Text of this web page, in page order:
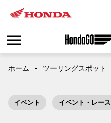
ホーム ツーリングスポット
イベント イベント・レース